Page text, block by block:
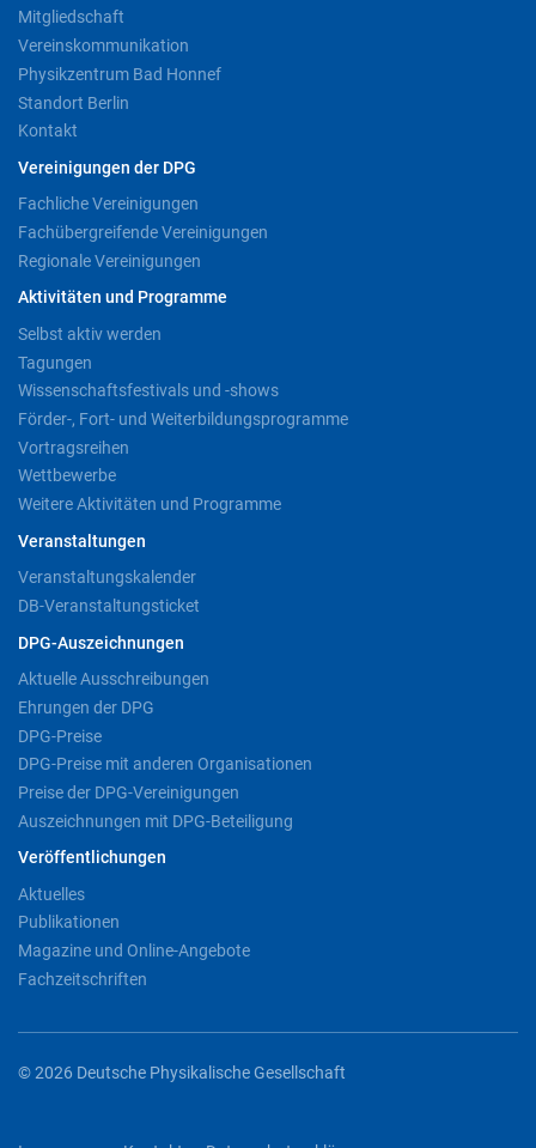
Mitgliedschaft
Vereinskommunikation
Physikzentrum Bad Honnef
Standort Berlin
Kontakt
Vereinigungen der DPG
Fachliche Vereinigungen
Fachübergreifende Vereinigungen
Regionale Vereinigungen
Aktivitäten und Programme
Selbst aktiv werden
Tagungen
Wissenschaftsfestivals und -shows
Förder-, Fort- und Weiterbildungsprogramme
Vortragsreihen
Wettbewerbe
Weitere Aktivitäten und Programme
Veranstaltungen
Veranstaltungskalender
DB-Veranstaltungsticket
DPG-Auszeichnungen
Aktuelle Ausschreibungen
Ehrungen der DPG
DPG-Preise
DPG-Preise mit anderen Organisationen
Preise der DPG-Vereinigungen
Auszeichnungen mit DPG-Beteiligung
Veröffentlichungen
Aktuelles
Publikationen
Magazine und Online-Angebote
Fachzeitschriften
© 2026 Deutsche Physikalische Gesellschaft